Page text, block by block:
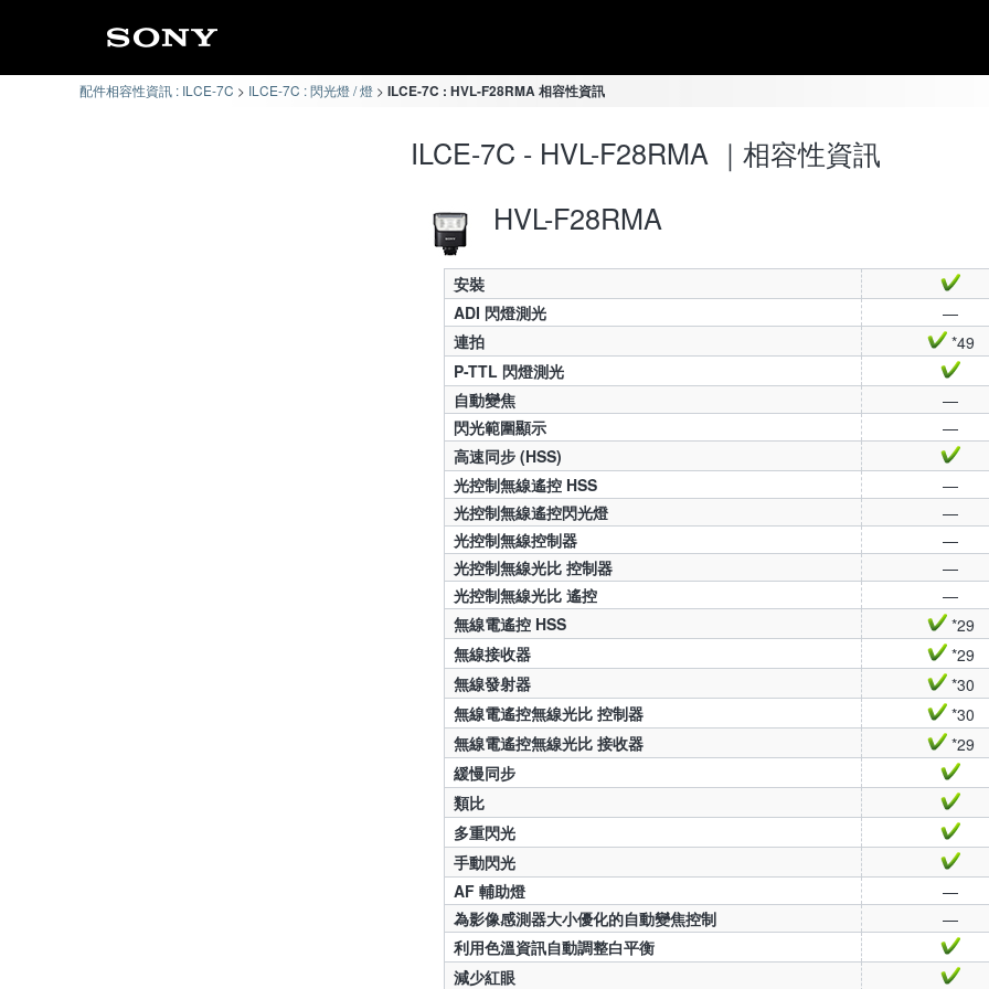
配件相容性資訊 : ILCE-7C ILCE-7C : 閃光燈 / 燈 ILCE-7C : HVL-F28RMA 相容性資訊
ILCE-7C - HVL-F28RMA ｜相容性資訊
HVL-F28RMA
安裝
ADI 閃燈測光
—
連拍
*49
P-TTL 閃燈測光
自動變焦
—
閃光範圍顯示
—
高速同步 (HSS)
光控制無線遙控 HSS
—
光控制無線遙控閃光燈
—
光控制無線控制器
—
光控制無線光比 控制器
—
光控制無線光比 遙控
—
無線電遙控 HSS
*29
無線接收器
*29
無線發射器
*30
無線電遙控無線光比 控制器
*30
無線電遙控無線光比 接收器
*29
緩慢同步
類比
多重閃光
手動閃光
AF 輔助燈
—
為影像感測器大小優化的自動變焦控制
—
利用色溫資訊自動調整白平衡
減少紅眼